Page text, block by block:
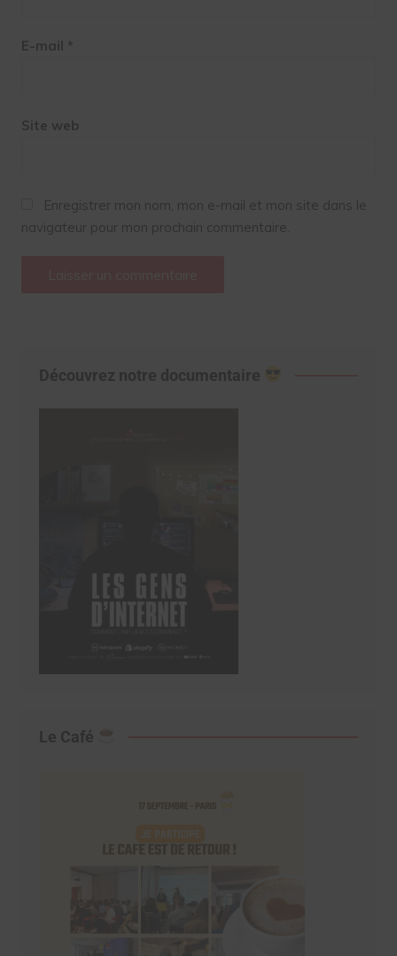
E-mail *
Site web
Enregistrer mon nom, mon e-mail et mon site dans le
navigateur pour mon prochain commentaire.
Découvrez notre documentaire
Le Café